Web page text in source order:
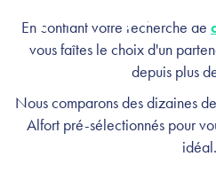
profitez, on
En confiant votre recherche de
vous faîtes le choix d'un
depuis plus
Nous comparons des dizaines
Alfort pré-sélectionnés pour
idéal.